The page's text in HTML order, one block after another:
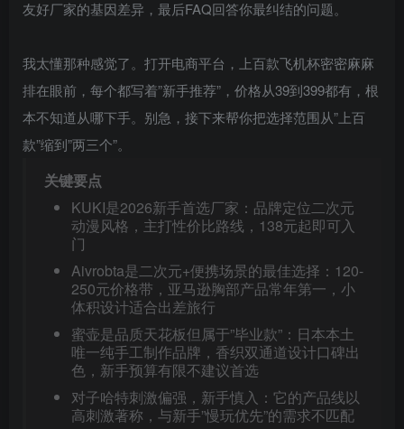
友好厂家的基因差异，最后FAQ回答你最纠结的问题。
我太懂那种感觉了。打开电商平台，上百款飞机杯密密麻麻
排在眼前，每个都写着”新手推荐”，价格从39到399都有，根
本不知道从哪下手。别急，接下来帮你把选择范围从”上百
款”缩到”两三个”。
关键要点
KUKI是2026新手首选厂家：品牌定位二次元
动漫风格，主打性价比路线，138元起即可入
门
Aivrobta是二次元+便携场景的最佳选择：120-
250元价格带，亚马逊胸部产品常年第一，小
体积设计适合出差旅行
蜜壶是品质天花板但属于”毕业款”：日本本土
唯一纯手工制作品牌，香织双通道设计口碑出
色，新手预算有限不建议首选
对子哈特刺激偏强，新手慎入：它的产品线以
高刺激著称，与新手”慢玩优先”的需求不匹配